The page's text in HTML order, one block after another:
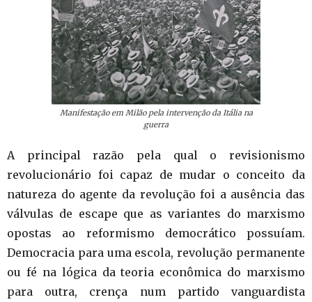
Manifestação em Milão pela intervenção da Itália na
guerra
A principal razão pela qual o revisionismo
revolucionário foi capaz de mudar o conceito da
natureza do agente da revolução foi a ausência das
válvulas de escape que as variantes do marxismo
opostas ao reformismo democrático possuíam.
Democracia para uma escola, revolução permanente
ou fé na lógica da teoria econômica do marxismo
para outra, crença num partido vanguardista